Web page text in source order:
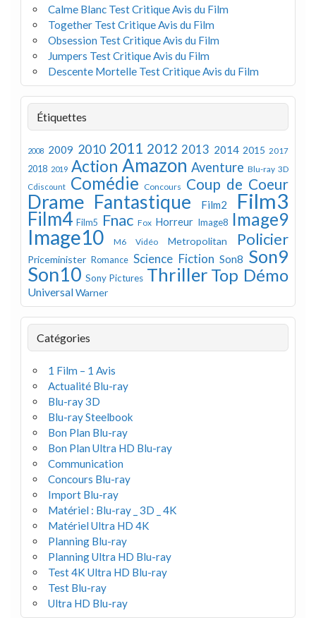
Calme Blanc Test Critique Avis du Film
Together Test Critique Avis du Film
Obsession Test Critique Avis du Film
Jumpers Test Critique Avis du Film
Descente Mortelle Test Critique Avis du Film
Étiquettes
2008 2009 2010 2011 2012 2013 2014 2015 2017
2018 2019 Action Amazon Aventure Blu-ray 3D
Cdiscount Comédie Concours Coup de Coeur
Drame Fantastique Film2 Film3
Film4 Film5 Fnac Fox Horreur Image8 Image9
Image10 M6 Vidéo Metropolitan Policier
Priceminister Romance Science Fiction Son8 Son9
Son10 Sony Pictures Thriller Top Démo
UniversalWarner
Catégories
1 Film – 1 Avis
Actualité Blu-ray
Blu-ray 3D
Blu-ray Steelbook
Bon Plan Blu-ray
Bon Plan Ultra HD Blu-ray
Communication
Concours Blu-ray
Import Blu-ray
Matériel : Blu-ray _ 3D _ 4K
Matériel Ultra HD 4K
Planning Blu-ray
Planning Ultra HD Blu-ray
Test 4K Ultra HD Blu-ray
Test Blu-ray
Ultra HD Blu-ray